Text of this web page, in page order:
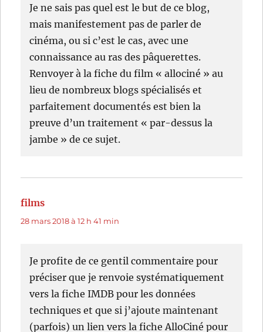
Je ne sais pas quel est le but de ce blog,
mais manifestement pas de parler de
cinéma, ou si c’est le cas, avec une
connaissance au ras des pâquerettes.
Renvoyer à la fiche du film « allociné » au
lieu de nombreux blogs spécialisés et
parfaitement documentés est bien la
preuve d’un traitement « par-dessus la
jambe » de ce sujet.
films
28 mars 2018 à 12 h 41 min
Je profite de ce gentil commentaire pour
préciser que je renvoie systématiquement
vers la fiche IMDB pour les données
techniques et que si j’ajoute maintenant
(parfois) un lien vers la fiche AlloCiné pour